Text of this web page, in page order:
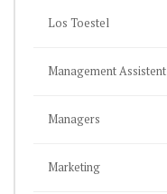
Los Toestel
Management Assistent
Managers
Marketing